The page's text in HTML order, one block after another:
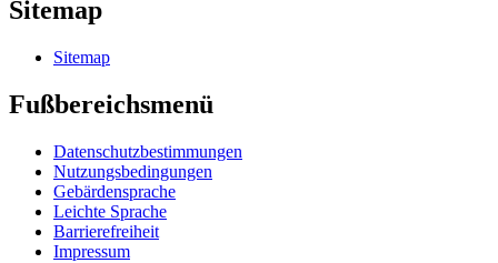
Sitemap
Sitemap
Fußbereichsmenü
Datenschutzbestimmungen
Nutzungsbedingungen
Gebärdensprache
Leichte Sprache
Barrierefreiheit
Impressum